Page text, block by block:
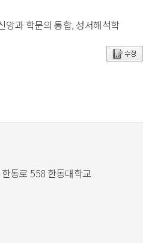
앙과 학문의 통합, 성서해석학
동로 558 한동대학교